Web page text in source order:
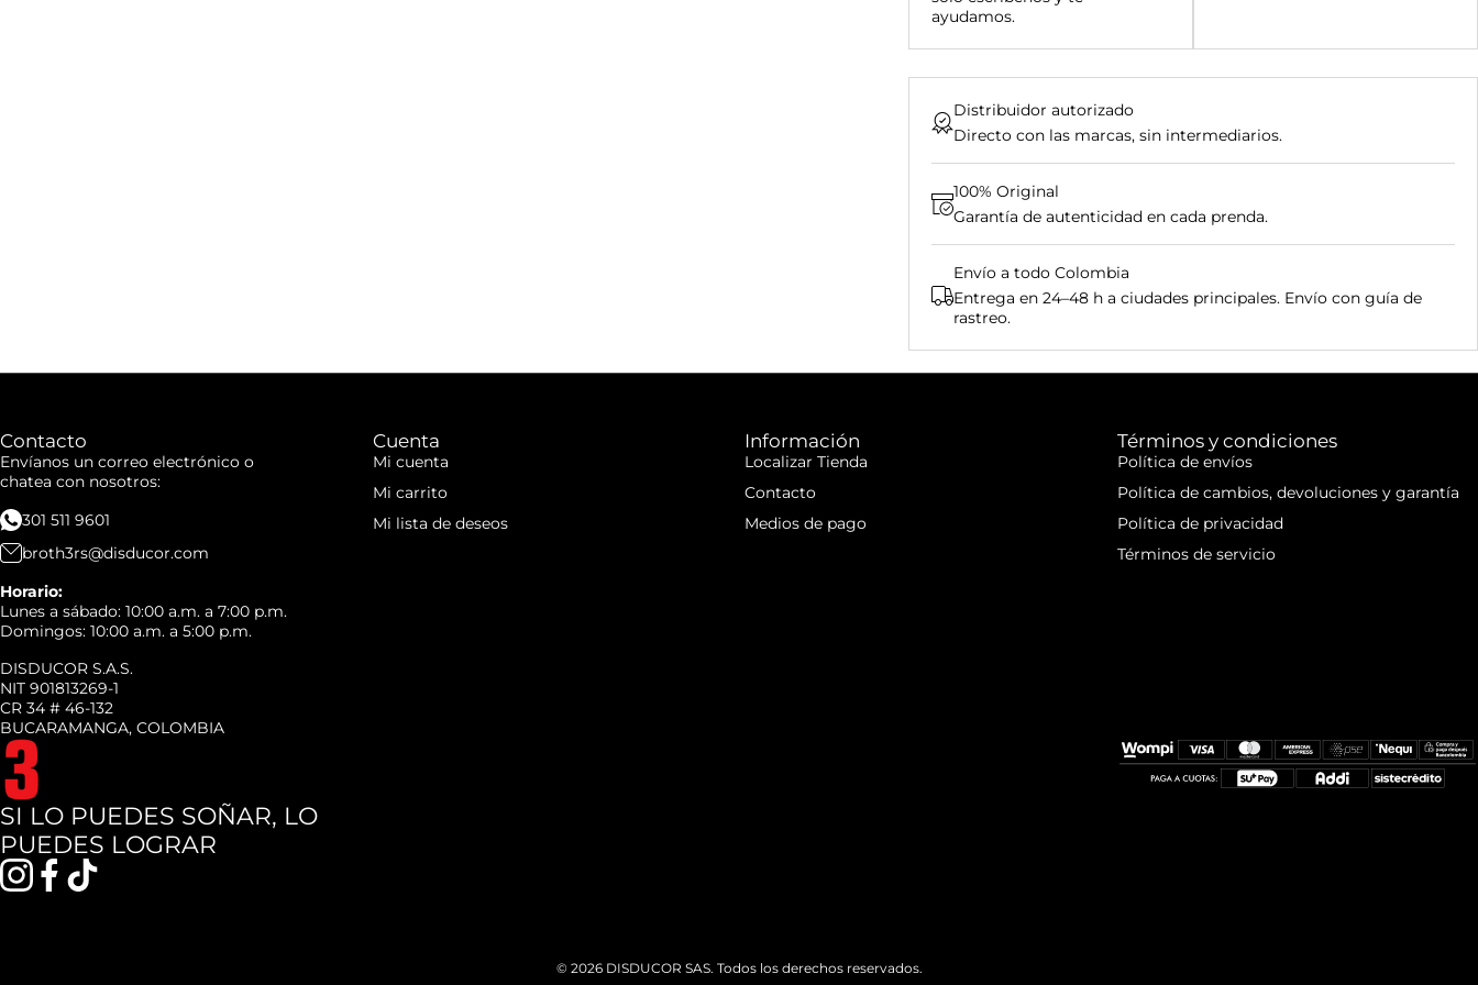
ayudamos.
Distribuidor autorizado
Directo con las marcas, sin intermediarios.
100% Original
Garantía de autenticidad en cada prenda.
Envío a todo Colombia
Entrega en 24–48 h a ciudades principales. Envío con guía de
rastreo.
Contacto
Envíanos un correo electrónico o
chatea con nosotros:
301 511 9601
broth3rs@disducor.com
Horario:
Lunes a sábado: 10:00 a.m. a 7:00 p.m.
Domingos: 10:00 a.m. a 5:00 p.m.
DISDUCOR S.A.S.
NIT 901813269-1
CR 34 # 46-132
BUCARAMANGA, COLOMBIA
Cuenta
Mi cuenta
Mi carrito
Mi lista de deseos
Información
Localizar Tienda
Contacto
Medios de pago
Términos y condiciones
Política de envíos
Política de cambios, devoluciones y garantía
Política de privacidad
Términos de servicio
SI LO PUEDES SOÑAR, LO
PUEDES LOGRAR
instagramcom/broth3rscol
facebookcom/broth3rsco
tiktokcom/@broth3rscol
© 2026 DISDUCOR SAS. Todos los derechos reservados.